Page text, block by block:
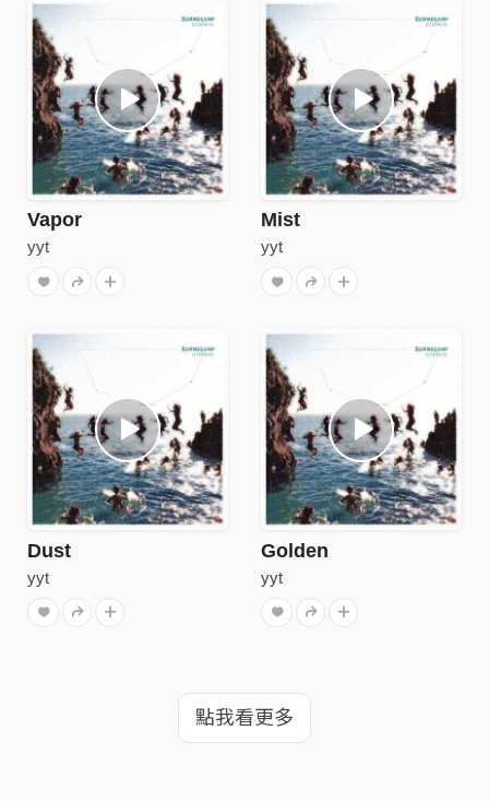
Vapor
yyt
Mist
yyt
Dust
yyt
Golden
yyt
點我看更多